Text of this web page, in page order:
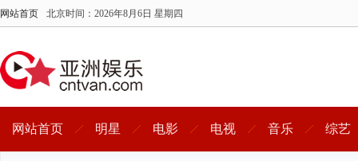
网站首页 北京时间： 2026年8月6日 星期四
网站首页 明星 电影 电视 音乐 综艺